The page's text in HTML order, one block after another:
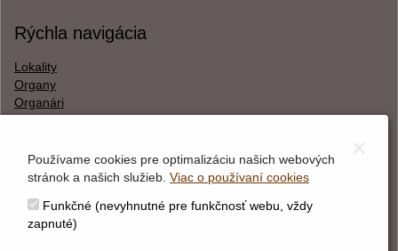
Rýchla navigácia
Lokality
Organy
Organári
O webstránke
Správca obsahu
Používame cookies pre optimalizáciu našich webových
stránok a našich služieb. Viac o používaní cookies
Funkčné (nevyhnutné pre funkčnosť webu, vždy
zapnuté)